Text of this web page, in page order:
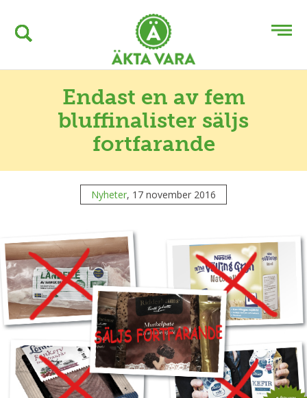
Endast en av fem
bluffinalister säljs
fortfarande
Nyheter, 17 november 2016